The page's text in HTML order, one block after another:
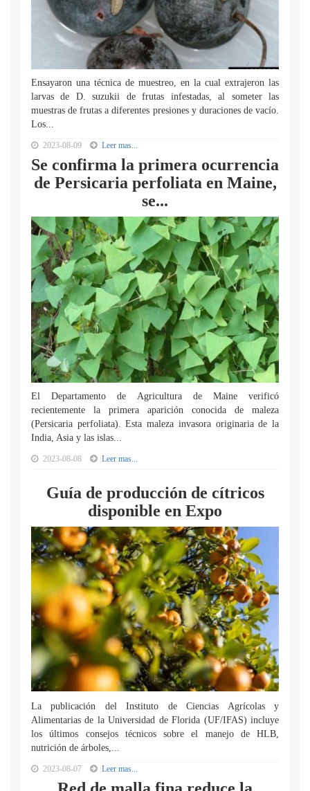
Ensayaron una técnica de muestreo, en la cual extrajeron las
larvas de D. suzukii de frutas infestadas, al someter las
muestras de frutas a diferentes presiones y duraciones de vacío.
Los...
2023-08-09 Leer mas...
Se confirma la primera ocurrencia
de Persicaria perfoliata en Maine,
se...
El Departamento de Agricultura de Maine verificó
recientemente la primera aparición conocida de maleza
(Persicaria perfoliata). Esta maleza invasora originaria de la
India, Asia y las islas...
2023-08-08 Leer mas...
Guía de producción de cítricos
disponible en Expo
La publicación del Instituto de Ciencias Agrícolas y
Alimentarias de la Universidad de Florida (UF/IFAS) incluye
los últimos consejos técnicos sobre el manejo de HLB,
nutrición de árboles,...
2023-08-07 Leer mas...